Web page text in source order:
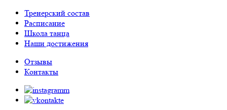
Тренерский состав
Расписание
Школа танца
Наши достижения
Отзывы
Контакты